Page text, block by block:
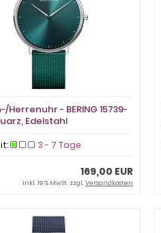
Herrenuhr - BERING 15739-
Edelstahl
3 - 7 Tage
169,00 EUR
inkl. 19 % MwSt. zzgl.Versandkosten